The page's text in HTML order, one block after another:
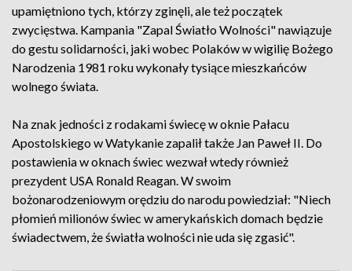
upamiętniono tych, którzy zginęli, ale też początek
zwycięstwa. Kampania "Zapal Światło Wolności" nawiązuje
do gestu solidarności, jaki wobec Polaków w wigilię Bożego
Narodzenia 1981 roku wykonały tysiące mieszkańców
wolnego świata.
Na znak jedności z rodakami świecę w oknie Pałacu
Apostolskiego w Watykanie zapalił także Jan Paweł II. Do
postawienia w oknach świec wezwał wtedy również
prezydent USA Ronald Reagan. W swoim
bożonarodzeniowym orędziu do narodu powiedział: "Niech
płomień milionów świec w amerykańskich domach będzie
świadectwem, że światła wolności nie uda się zgasić".